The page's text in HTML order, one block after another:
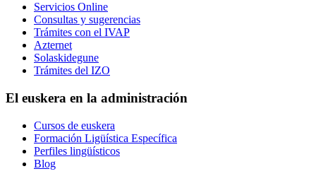
Servicios Online
Consultas y sugerencias
Trámites con el IVAP
Azternet
Solaskidegune
Trámites del IZO
El euskera en la administración
Cursos de euskera
Formación Ligüística Específica
Perfiles lingüísticos
Blog